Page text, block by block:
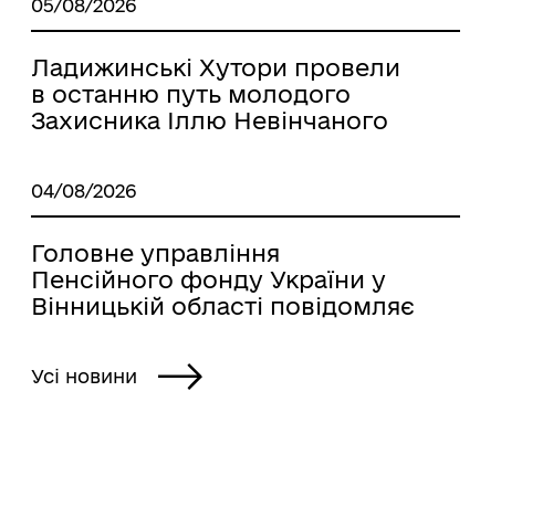
05/08/2026
Ладижинські Хутори провели
в останню путь молодого
Захисника Іллю Невінчаного
04/08/2026
Головне управління
Пенсійного фонду України у
Вінницькій області повідомляє
Усі новини